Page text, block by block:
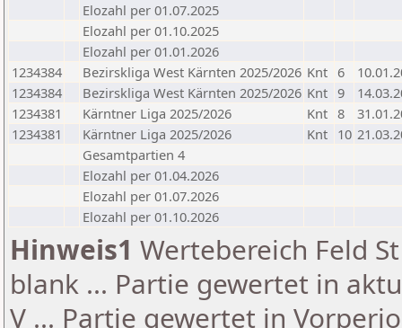
Elozahl per 01.07.2025
Elozahl per 01.10.2025
Elozahl per 01.01.2026
1234384
Bezirskliga West Kärnten 2025/2026 Knt 6
1234384
Bezirskliga West Kärnten 2025/2026 Knt 9
1234381
Kärntner Liga 2025/2026 Knt 8
1234381
Kärntner Liga 2025/2026 Knt 10
Gesamtpartien 4
Elozahl per 01.04.2026
Elozahl per 01.07.2026
Elozahl per 01.10.2026
Hinweis1 Wertebereich Feld
blank ... Partie gewertet in
V ... Partie gewertet in